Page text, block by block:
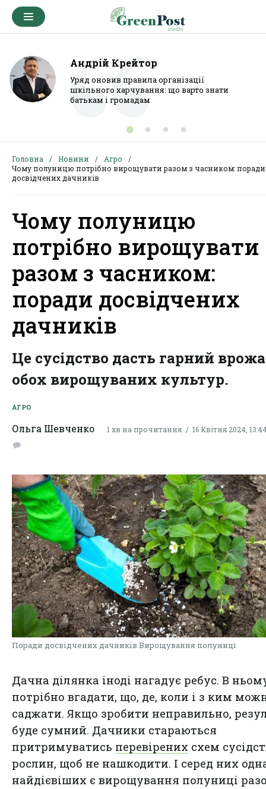
Андрій Крейтор
Уряд оновив правила організації
шкільного харчування: що варто знати
батькам і громадам
Головна Новини
Агро
Чому полуницю потрібно вирощувати разом з часником: поради
досвідчених дачників
Чому полуницю
потрібно вирощувати
разом з часником:
поради досвідчених
дачників
Це сусідство дасть гарний
обох вирощуваних культур.
АГРО
Ольга Шевченко 1 хв на прочитання 16 Квітня 2024,
Поради досвідчених дачників Вирощування полуниці
Дачна ділянка іноді нагадує ребус. В
потрібно вгадати, що, де, коли і з ким
саджати. Якщо зробити неправильно,
буде сумний. Дачники стараються
притримуватись перевірених схем
рослин, щоб не нашкодити. І серед них
найдієвіших є вирощування полуниці